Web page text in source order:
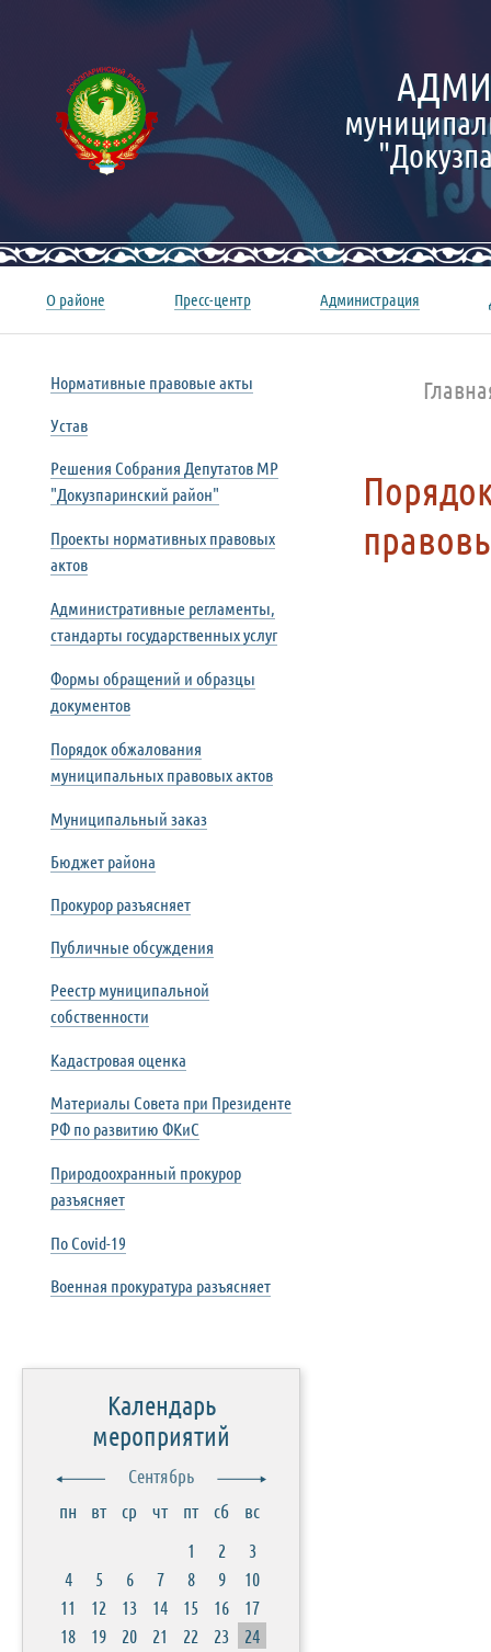
Нормативные правовые акты
Устав
Решения Собрания Депутатов МР
"Докузпаринский район"
Проекты нормативных правовых
актов
Административные регламенты,
стандарты государственных услуг
Формы обращений и образцы
документов
Порядок обжалования
муниципальных правовых актов
Муниципальный заказ
Бюджет района
Прокурор разъясняет
Публичные обсуждения
Реестр муниципальной
собственности
Кадастровая оценка
Материалы Совета при Президенте
РФ по развитию ФКиС
Природоохранный прокурор
разъясняет
По Covid-19
Военная прокуратура разъясняет
Календарь
мероприятий
Сентябрь
пн
вт ср чт пт сб
вс
1
2
3
4
5 6 7 8 9
10
11
12 13 14 15 16
17
18
19 20 21 22 23
24
О районе Пресс-центр Администрация